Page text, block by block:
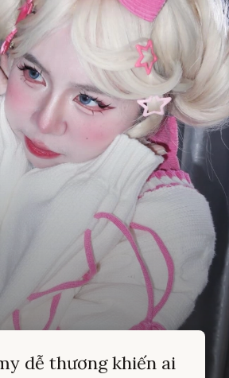
dễ thương khiến ai